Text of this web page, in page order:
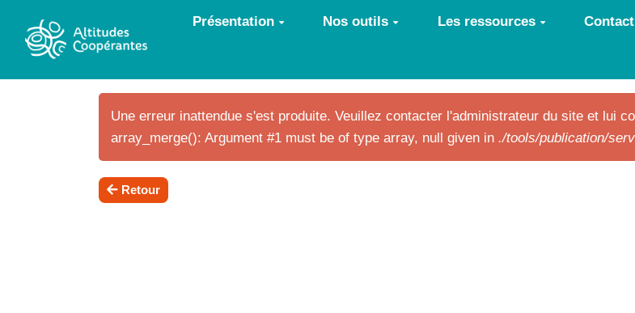
Aller au contenu principal Présentation Nos outils Les ressources Contact
Une erreur inattendue s'est produite. Veuillez contacter l'administrateur du site et lui
array_merge(): Argument #1 must be of type array, null given in ./tools/publication/
Retour